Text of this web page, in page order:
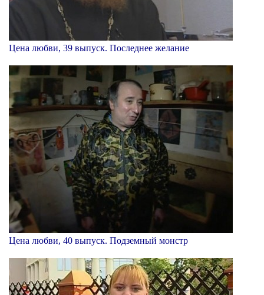
Цена любви, 39 выпуск. Последнее желание
Цена любви, 40 выпуск. Подземный монстр